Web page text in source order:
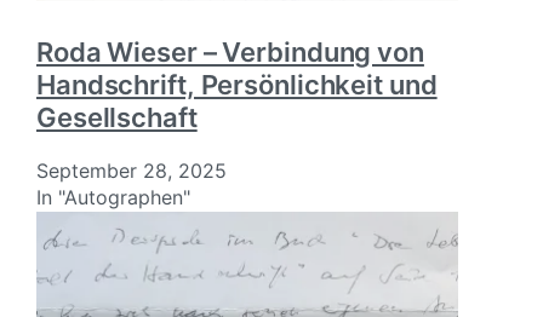
Roda Wieser – Verbindung von
Handschrift, Persönlichkeit und
Gesellschaft
September 28, 2025
In "Autographen"